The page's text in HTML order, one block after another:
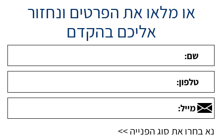
או מלאו את הפרטים ונחזור
אליכם בהקדם
נא בחרו את סוג הפנייה >>